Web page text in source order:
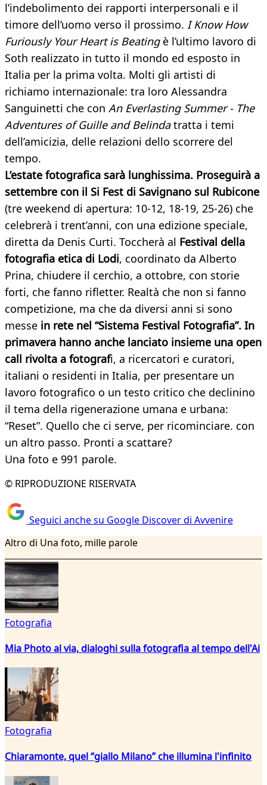
l’indebolimento dei rapporti interpersonali e il
timore dell’uomo verso il prossimo. I Know How
Furiously Your Heart is Beatingè l’ultimo lavoro di
Soth realizzato in tutto il mondo ed esposto in
Italia per la prima volta. Molti gli artisti di
richiamo internazionale: tra loro Alessandra
Sanguinetti che con An Everlasting Summer - The
Adventures of Guille and Belindatratta i temi
dell’amicizia, delle relazioni dello scorrere del
tempo.
L’estate fotografica sarà lunghissima. Proseguirà a
settembre con il Si Fest di Savignano sul Rubicone
(tre weekend di apertura: 10-12, 18-19, 25-26) che
celebrerà i trent’anni, con una edizione speciale,
diretta da Denis Curti. Toccherà al Festival della
fotografia etica di Lodi, coordinato da Alberto
Prina, chiudere il cerchio, a ottobre, con storie
forti, che fanno rifletter. Realtà che non si fanno
competizione, ma che da diversi anni si sono
messe in rete nel “Sistema Festival Fotografia”. In
primavera hanno anche lanciato insieme una open
call rivolta a fotografi, a ricercatori e curatori,
italiani o residenti in Italia, per presentare un
lavoro fotografico o un testo critico che declinino
il tema della rigenerazione umana e urbana:
“Reset”. Quello che ci serve, per ricominciare. con
un altro passo. Pronti a scattare?
Una foto e 991 parole.
© RIPRODUZIONE RISERVATA
Seguici anche su Google Discover di Avvenire
Altro di Una foto, mille parole
Fotografia
Mia Photo al via, dialoghi sulla fotografia al tempo dell'Ai
Fotografia
Chiaramonte, quel “giallo Milano” che illumina l'infinito